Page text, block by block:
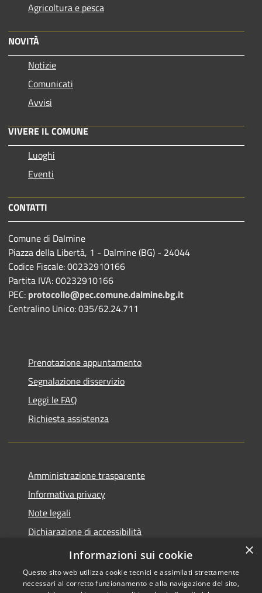
Agricoltura e pesca
NOVITÀ
Notizie
Comunicati
Avvisi
VIVERE IL COMUNE
Luoghi
Eventi
CONTATTI
Comune di Dalmine
Piazza della Libertà, 1 - Dalmine (BG) - 24044
Codice Fiscale: 00232910166
Partita IVA: 00232910166
PEC: protocollo@pec.comune.dalmine.bg.it
Centralino Unico: 035/62.24.711
Prenotazione appuntamento
Segnalazione disservizio
Leggi le FAQ
Richiesta assistenza
Amministrazione trasparente
Informativa privacy
Note legali
Dichiarazione di accessibilità
Piano di miglioramento del sito
×
Informazioni sui cookie
Questo sito web utilizza cookie tecnici e assimilati strettamente
necessari al corretto funzionamento e alla navigazione del sito,